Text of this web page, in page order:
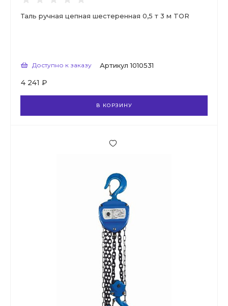
Таль ручная цепная шестеренная 0,5 т 3 м TOR
Доступно к заказу Артикул 1010531
4 241 ₽
В КОРЗИНУ